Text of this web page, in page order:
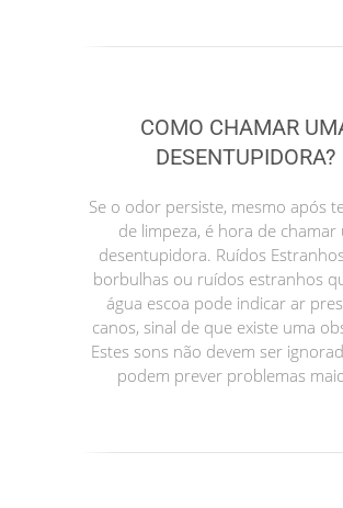
COMO CHAMAR
DESENTUPIDORA?
Se o odor persiste, mesmo após
de limpeza, é hora de chamar
desentupidora. Ruídos
borbulhas ou ruídos estranhos
água escoa pode indicar ar
canos, sinal de que existe uma
Estes sons não devem ser
podem prever problemas